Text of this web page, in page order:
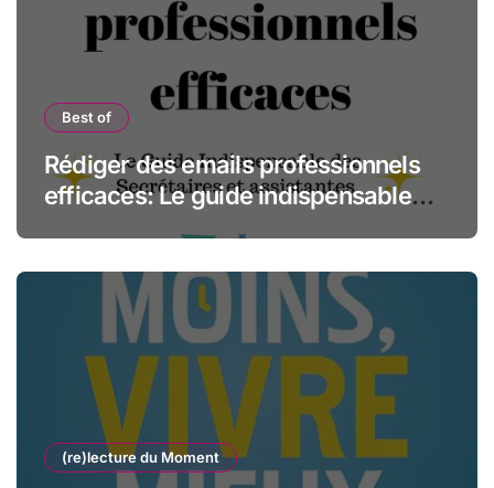
Best of
Rédiger des emails professionnels
efficaces: Le guide indispensable
(re)lecture du Moment